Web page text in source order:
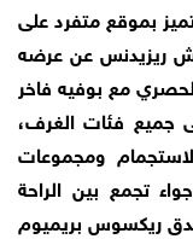
بموقع متفرد على
ريزيدنس عن عرضه
مع بوفيه فاخر
جميع فئات الغرف،
ومجموعات
تجمع بين الراحة
ريكسوس بريميوم